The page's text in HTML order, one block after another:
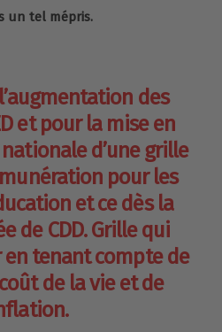
un tel mépris.
des
et pour la mise en
nationale d’une grille
pour les
et ce dès la
de CDD. Grille qui
tenant compte de
de la vie et de